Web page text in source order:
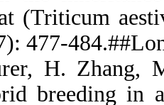
bread
Agric.
H. P.
2012.